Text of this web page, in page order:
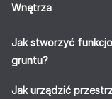
Wnętrza
Jak stworzyć
gruntu?
Jak urządzić